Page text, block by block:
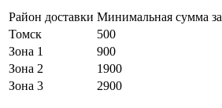
Район доставки Минимальная сумма
Томск
500
Зона 1
900
Зона 2
1900
Зона 3
2900